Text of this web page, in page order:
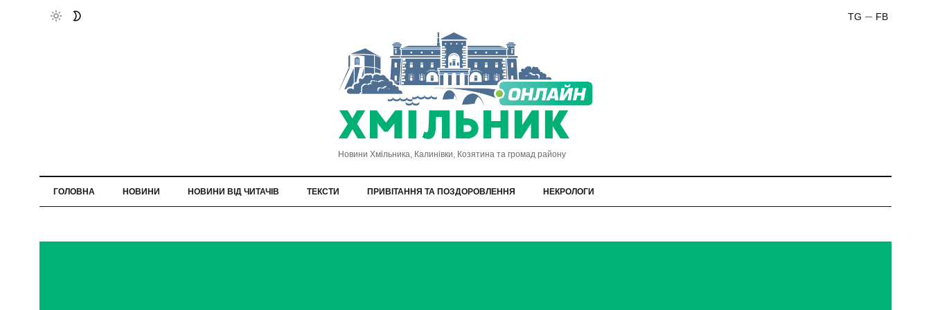
FB
TG
Новини Хмільника, Калинівки, Козятина та громад району
ГОЛОВНА НОВИНИ НОВИНИ ВІД ЧИТАЧІВ ТЕКСТИ ПРИВІТАННЯ ТА ПОЗДОРОВЛЕННЯ НЕКРОЛОГИ